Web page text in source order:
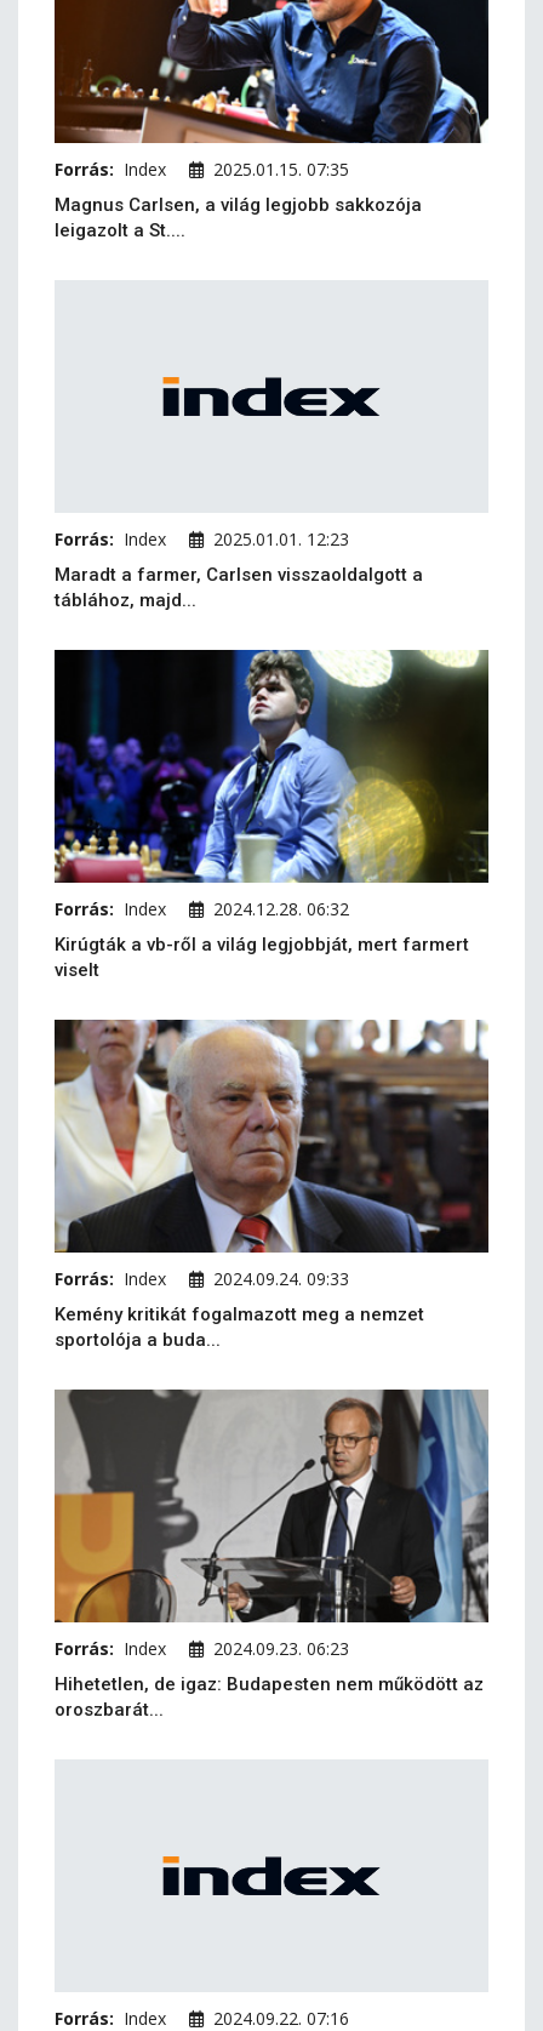
Forrás: Index 2025.01.15. 07:35
Magnus Carlsen, a világ legjobb sakkozója
leigazolt a St....
Forrás: Index 2025.01.01. 12:23
Maradt a farmer, Carlsen visszaoldalgott a
táblához, majd...
Forrás: Index 2024.12.28. 06:32
Kirúgták a vb-ről a világ legjobbját, mert farmert
viselt
Forrás: Index 2024.09.24. 09:33
Kemény kritikát fogalmazott meg a nemzet
sportolója a buda...
Forrás: Index 2024.09.23. 06:23
Hihetetlen, de igaz: Budapesten nem működött az
oroszbarát...
Forrás: Index 2024.09.22. 07:16